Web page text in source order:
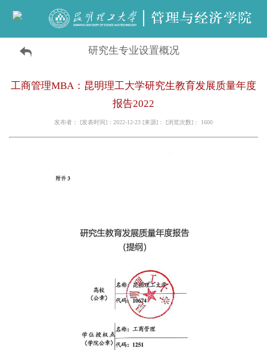
研究生专业设置概况
工商管理MBA：昆明理工大学研究生教育发展质量年度
报告2022
发布者： [发表时间]：2022-12-23 [来源]： [浏览次数]： 1600